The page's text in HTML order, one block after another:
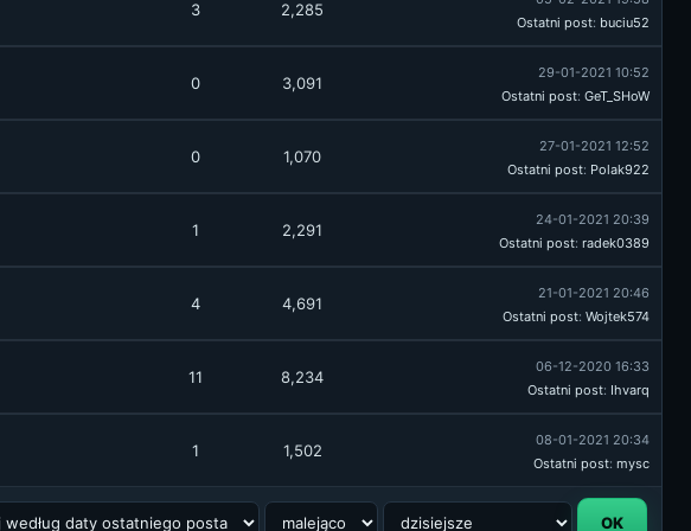
3 2,285
Ostatni post: buciu52
0 3,091
29-01-2021 10:52
Ostatni post: GeT_SHoW
0 1,070
27-01-2021 12:52
Ostatni post: Polak922
1 2,291
24-01-2021 20:39
Ostatni post: radek0389
4 4,691
21-01-2021 20:46
Ostatni post: Wojtek574
11 8,234
06-12-2020 16:33
Ostatni post: Ihvarq
1 1,502
08-01-2021 20:34
Ostatni post: mysc